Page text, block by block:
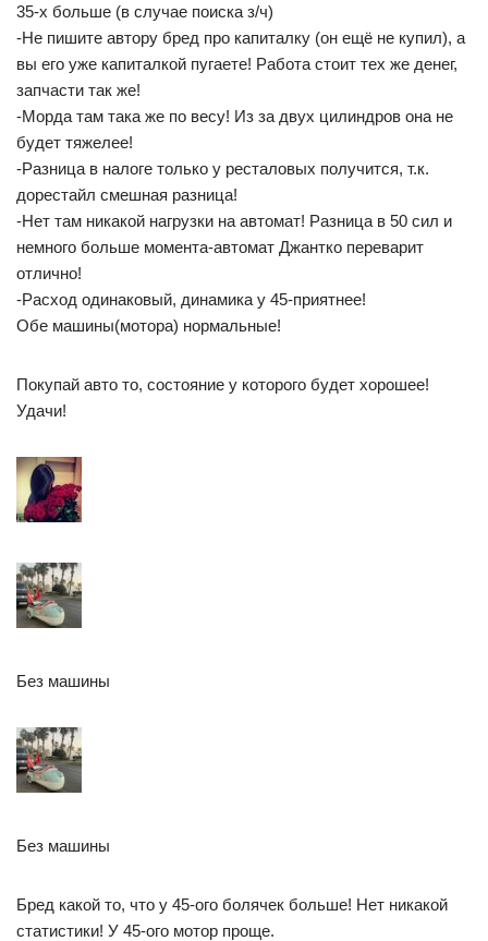
35-х больше (в случае поиска з/ч)
-Не пишите автору бред про капиталку (он ещё не купил), а
вы его уже капиталкой пугаете! Работа стоит тех же денег,
запчасти так же!
-Морда там така же по весу! Из за двух цилиндров она не
будет тяжелее!
-Разница в налоге только у ресталовых получится, т.к.
дорестайл смешная разница!
-Нет там никакой нагрузки на автомат! Разница в 50 сил и
немного больше момента-автомат Джантко переварит
отлично!
-Расход одинаковый, динамика у 45-приятнее!
Обе машины(мотора) нормальные!
Покупай авто то, состояние у которого будет хорошее!
Удачи!
Без машины
Без машины
Бред какой то, что у 45-ого болячек больше! Нет никакой
статистики! У 45-ого мотор проще.